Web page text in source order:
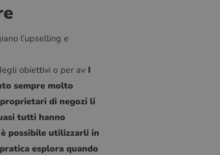
l’upselling e
obiettivi o per av I
sempre molto
di negozi li
tutti hanno
possibile utilizzarli in
esplora quando